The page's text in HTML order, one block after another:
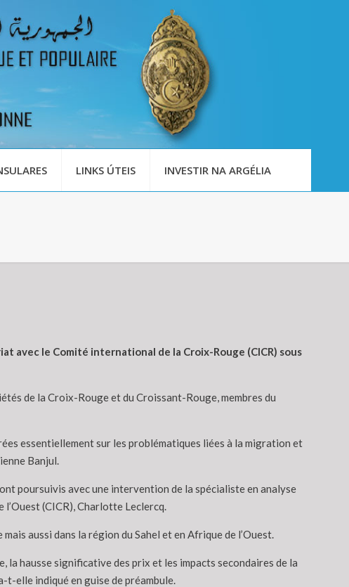
LINKS ÚTEIS INVESTIR NA ARGÉLIA
avec le Comité international de la Croix-Rouge (CICR) sous
de la Croix-Rouge et du Croissant-Rouge, membres du
essentiellement sur les problématiques liées à la migration et
Banjul.
poursuivis avec une intervention de la spécialiste en analyse
(CICR), Charlotte Leclercq.
aussi dans la région du Sahel et en Afrique de l’Ouest.
hausse significative des prix et les impacts secondaires de la
elle indiqué en guise de préambule.